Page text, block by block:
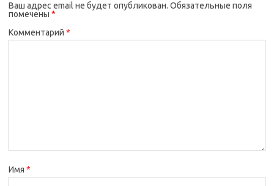
Ваш адрес email не будет опубликован. Обязательные поля
помечены *
Комментарий *
Имя *